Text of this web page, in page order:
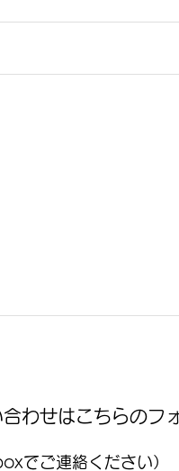
わせはこちらのフ
でご連絡ください）